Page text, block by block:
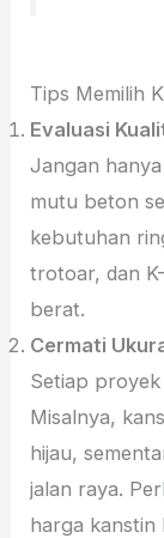
Tips Memilih
Evaluasi
Jangan
mutu beton
kebutuhan
trotoar, dan
berat.
Cermati
Setiap
Misalnya,
hijau,
jalan raya.
harga kanstin